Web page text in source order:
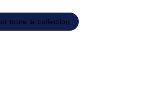
toute la collection